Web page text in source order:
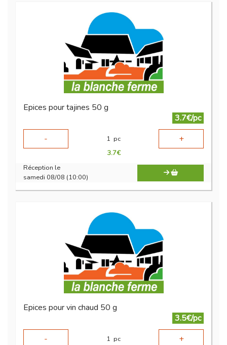
Epices pour tajines 50 g
3.7€/pc
-
1 pc +
3.7€
Réception le
samedi 08/08 (10:00)
Epices pour vin chaud 50 g
3.5€/pc
-
1 pc +